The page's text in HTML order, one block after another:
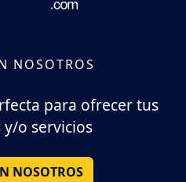
NOSOTROS
para ofrecer tus
o servicios
NOSOTROS